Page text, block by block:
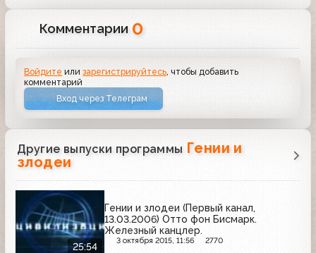
Комментарии 0
Войдите илизарегистрируйтесь , чтобы добавить
комментарий
Вход через Телеграм
Другие выпуски программы Гении и
злодеи
25:54
Гении и злодеи (Первый канал,
13.03.2006) Отто фон Бисмарк.
Железный канцлер.
3 октября 2015, 11:56 2770